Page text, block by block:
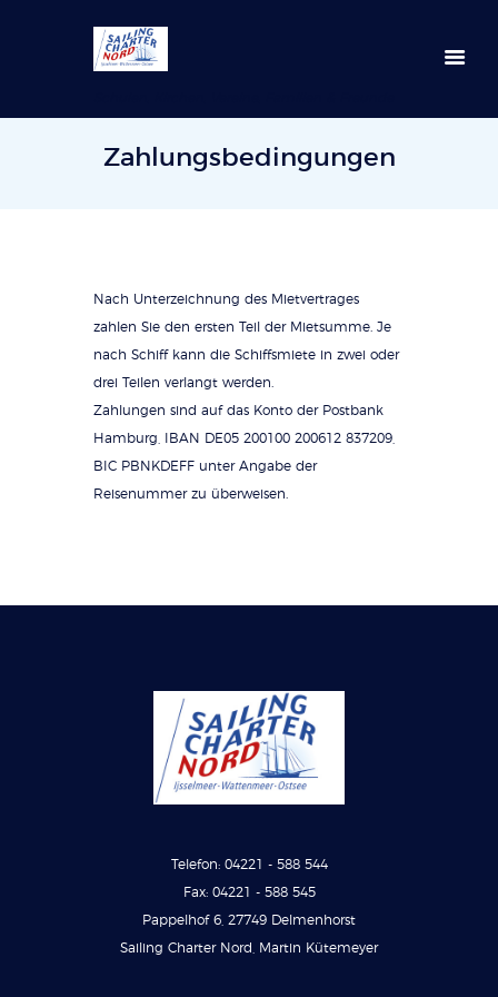
Zahlungsbedingungen
Nach Unterzeichnung des Mietvertrages
zahlen Sie den ersten Teil der Mietsumme. Je
nach Schiff kann die Schiffsmiete in zwei oder
drei Teilen verlangt werden.
Zahlungen sind auf das Konto der Postbank
Hamburg, IBAN DE05 200100 200612 837209,
BIC PBNKDEFF unter Angabe der
Reisenummer zu überweisen.
Telefon: 04221 - 588 544
Fax: 04221 - 588 545
Pappelhof 6, 27749 Delmenhorst
Sailing Charter Nord, Martin Kütemeyer